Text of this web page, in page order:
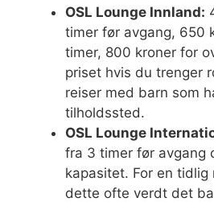
OSL Lounge Innland:
timer før avgang, 650
timer, 800 kroner for
priset hvis du trenger
reiser med barn som
tilholdssted.
OSL Lounge
fra 3 timer før avgang
kapasitet. For en tidlig
dette ofte verdt det